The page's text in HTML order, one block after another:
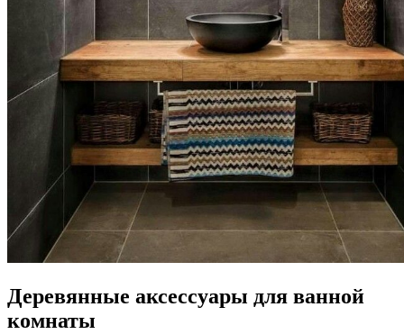
Деревянные аксессуары для ванной
комнаты